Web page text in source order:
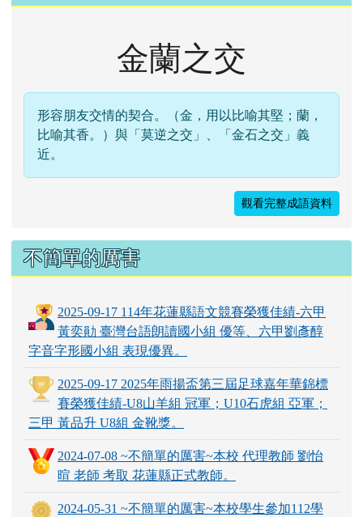
金蘭之交
形容朋友交情的契合。（金，用以比喻其堅；蘭，
比喻其香。）與「莫逆之交」、「金石之交」義
近。
觀看完整成語資料
不簡單的厲害
2025-09-17 114年花蓮縣語文競賽榮獲佳績-六甲
黃奕勛 臺灣台語朗讀國小組 優等、六甲劉彥醇
字音字形國小組 表現優異。
2025-09-17 2025年雨揚盃第三屆足球嘉年華錦標
賽榮獲佳績-U8山羊組 冠軍；U10石虎組 亞軍；
三甲 黃品升 U8組 金靴獎。
2024-07-08 ~不簡單的厲害~本校 代理教師 劉怡
暄 老師 考取 花蓮縣正式教師。
2024-05-31 ~不簡單的厲害~本校學生參加112學